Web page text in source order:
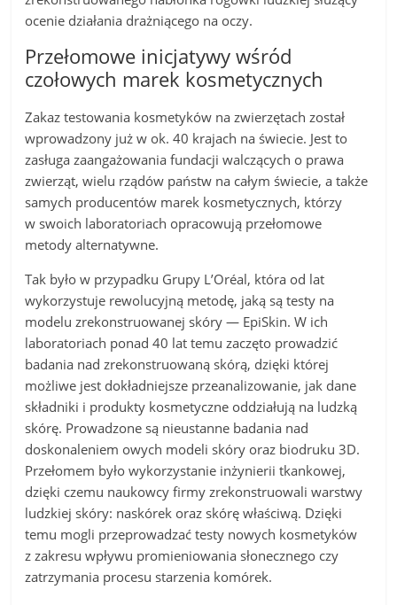
ocenie działania drażniącego na oczy.
Przełomowe inicjatywy wśród
czołowych marek kosmetycznych
Zakaz testowania kosmetyków na zwierzętach został
wprowadzony już w ok. 40 krajach na świecie. Jest to
zasługa zaangażowania fundacji walczących o prawa
zwierząt, wielu rządów państw na całym świecie, a także
samych producentów marek kosmetycznych, którzy
w swoich laboratoriach opracowują przełomowe
metody alternatywne.
Tak było w przypadku Grupy L’Oréal, która od lat
wykorzystuje rewolucyjną metodę, jaką są testy na
modelu zrekonstruowanej skóry — EpiSkin. W ich
laboratoriach ponad 40 lat temu zaczęto prowadzić
badania nad zrekonstruowaną skórą, dzięki której
możliwe jest dokładniejsze przeanalizowanie, jak dane
składniki i produkty kosmetyczne oddziałują na ludzką
skórę. Prowadzone są nieustanne badania nad
doskonaleniem owych modeli skóry oraz biodruku 3D.
Przełomem było wykorzystanie inżynierii tkankowej,
dzięki czemu naukowcy firmy zrekonstruowali warstwy
ludzkiej skóry: naskórek oraz skórę właściwą. Dzięki
temu mogli przeprowadzać testy nowych kosmetyków
z zakresu wpływu promieniowania słonecznego czy
zatrzymania procesu starzenia komórek.